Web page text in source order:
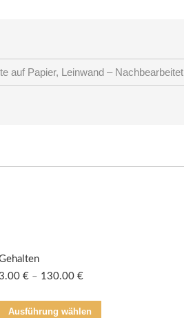
auf Papier, Leinwand – Nachbearbeitet
€ – 130.00 €
Ausführung wählen